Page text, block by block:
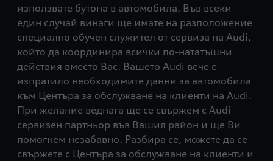
използвате бутона в автомобила. Във всеки
един случай винаги ще имате на разположение
специално обучен служител от сервиза на Audi,
който да координира всички по-нататъшни
действия вместо Вас. Вашето Audi вече е
изпратило необходимите данни за автомобила
към Центъра за обслужване на клиенти на Audi.
При желание веднага ще се свържем с Audi
сервизен партньор във Вашия район и ще Ви
помогнем незабавно. Разбира се, можете да се
свържете с Центъра за обслужване на клиенти и